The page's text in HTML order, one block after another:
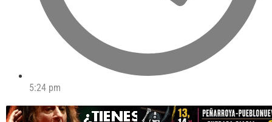
5:24 pm